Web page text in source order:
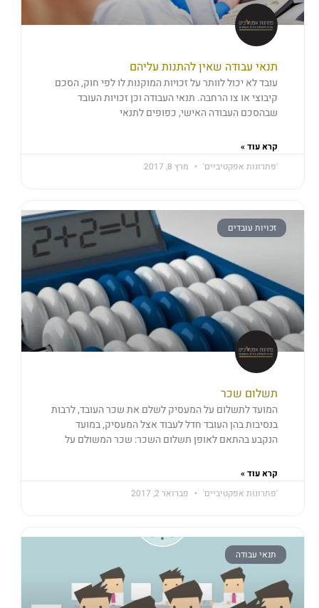
תנאי עבודה שאין להתנות עליהם
עובד לא יכול לוותר על זכויות המוקנות לו לפי חוק, הסכם
קיבוצי או צו הרחבה. תנאי העבודה וכן זכויות העובד
שבהסכם העבודה האישי, כפופים לתנאי
קרא עוד »
'פתרונות אפקטיביים'
מרץ 8, 2017
זכויות עובדים
תשלום שכר
המועד לתשלום על המעסיק לשלם את שכר העובד, לרבות
בנסיבות בהן העובד חדל לעבוד אצל המעסיק, במועד
הנקבע בהתאם לאופן תשלום השכר: שכר המשולם על
קרא עוד »
'פתרונות אפקטיביים'
פברואר 2, 2017
תנאי עבודה